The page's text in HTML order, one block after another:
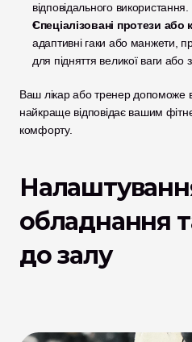
відповідального використання.
Спеціалізовані протези або
адаптивні гаки або манжети,
для підняття великої ваги або
Ваш лікар або тренер допоможе
найкраще відповідає вашим
комфорту.
обладнання
до залу